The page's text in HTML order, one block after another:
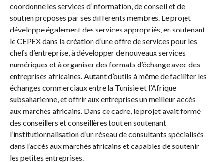
coordonne les services d’information, de conseil et de
soutien proposés par ses différents membres. Le projet
développe également des services appropriés, en soutenant
le CEPEX dans la création d’une offre de services pour les
chefs d’entreprise, à développer de nouveaux services
numériques et à organiser des formats d’échange avec des
entreprises africaines. Autant d’outils à même de faciliter les
échanges commerciaux entre la Tunisie et l’Afrique
subsaharienne, et offrir aux entreprises un meilleur accès
aux marchés africains. Dans ce cadre, le projet avait formé
des conseillers et conseillères tout en soutenant
l’institutionnalisation d’un réseau de consultants spécialisés
dans l’accès aux marchés africains et capables de soutenir
les petites entreprises.